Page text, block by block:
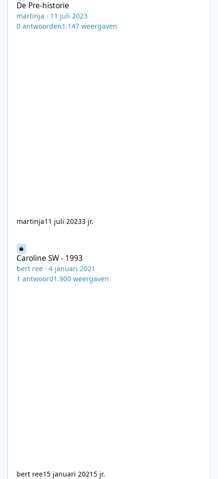
De Pre-historie
martinja · 11 juli 2023
0 antwoorden1.147 weergaven
martinja11 juli 20233 jr.
Caroline SW - 1993
bert ree ·4 januari 2021
1 antwoord1.900 weergaven
bert ree15 januari 20215 jr.